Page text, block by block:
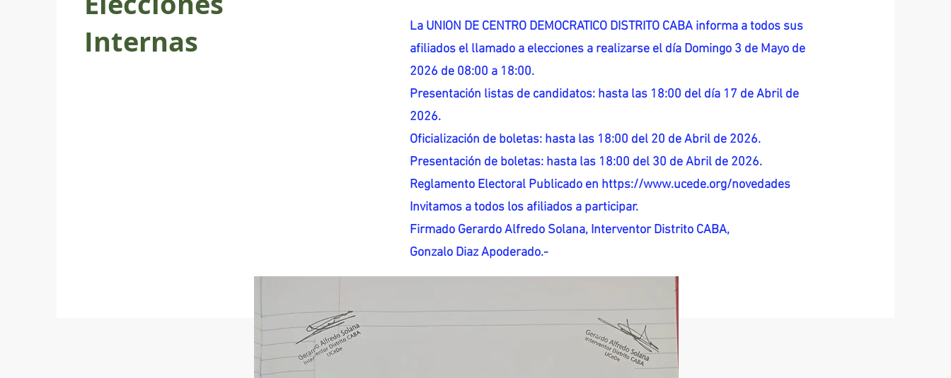
Internas
La UNION DE CENTRO DEMOCRATICO DISTRITO CABA informa a todos sus
afiliados el llamado a elecciones a realizarse el día Domingo 3 de Mayo de
2026 de 08:00 a 18:00.
Presentación listas de candidatos: hasta las 18:00 del día 17 de Abril de
2026.
Oficialización de boletas: hasta las 18:00 del 20 de Abril de 2026.
Presentación de boletas: hasta las 18:00 del 30 de Abril de 2026.
Reglamento Electoral Publicado en https://www.ucede.org/novedades
Invitamos a todos los afiliados a participar.
Firmado Gerardo Alfredo Solana, Interventor Distrito CABA,
Gonzalo Diaz Apoderado.-